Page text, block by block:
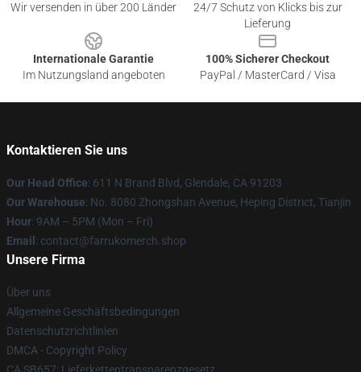
Wir versenden in über 200 Länder
24/7 Schutz von Klicks bis zur
Lieferung
Internationale Garantie
Im Nutzungsland angeboten
100% Sicherer Checkout
PayPal / MasterCard / Visa
Kontaktieren Sie uns
Our Head Office: 611 N Brand Blvd, Glendale, CA 91203
Our Warehouse: No. 8080 Zhongshan Avenue, Heping District, Tianjin
Hour: 9AM – 5PM (Mon – Fri)
Email : contact@farrukomerch.shop
Unsere Firma
Über uns
Allgemeine Geschäftsbedingungen
Datenschutzrichtlinien
DMCA - Copyright Policy